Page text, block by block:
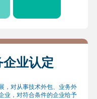
业认定
对从事技术外包、业务外
业，对符合条件的企业给予